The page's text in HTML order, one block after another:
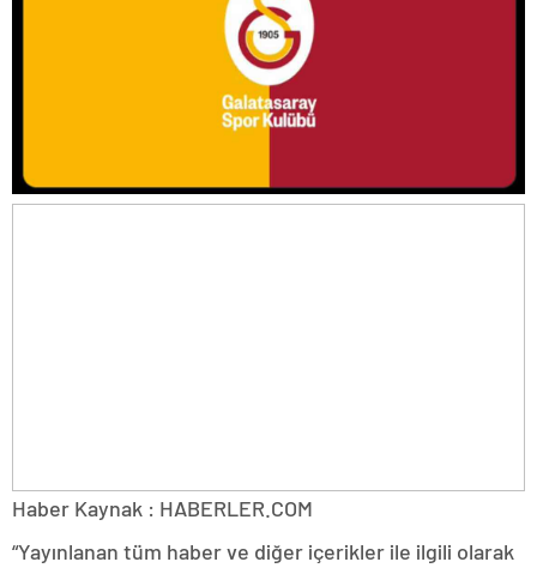
Haber Kaynak : HABERLER.COM
“Yayınlanan tüm haber ve diğer içerikler ile ilgili olarak